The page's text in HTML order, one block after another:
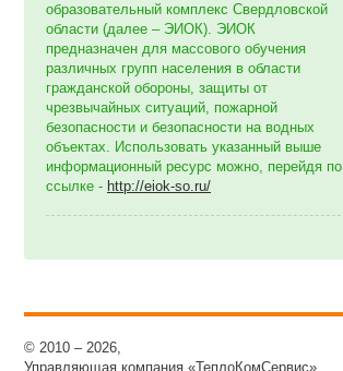
образовательный комплекс Свердловской
области (далее – ЭИОК). ЭИОК
предназначен для массового обучения
различных групп населения в области
гражданской обороны, защиты от
чрезвычайных ситуаций, пожарной
безопасности и безопасности на водных
объектах. Использовать указанный выше
информационный ресурс можно, перейдя по
ссылке - http://eiok-so.ru/
© 2010 – 2026,
Управляющая компания «ТеплоКомСервис»